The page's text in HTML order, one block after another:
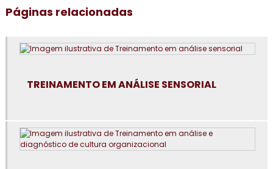
organizacional
Consultoria em boas práticas de fabricação
Páginas relacionadas
TREINAMENTO EM ANÁLISE SENSORIAL